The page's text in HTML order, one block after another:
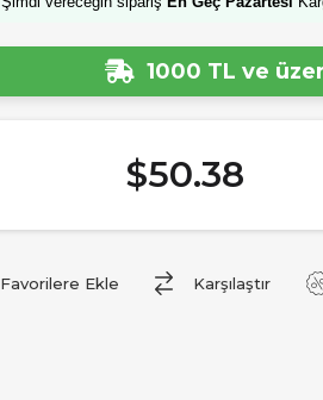
1000 TL ve
$50.38
Favorilere Ekle Karşılaştır